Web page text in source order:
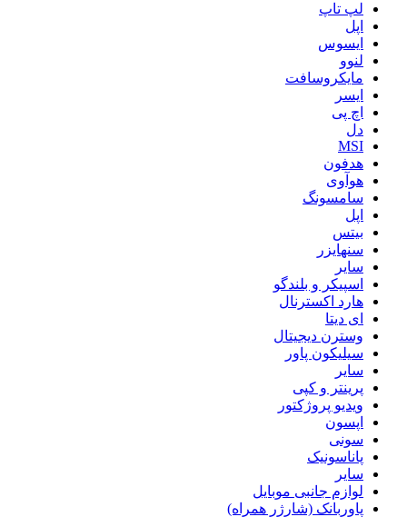
لپ تاپ
اپل
ایسوس
لنوو
مایکروسافت
ایسر
اچ پی
دل
MSI
هدفون
هوآوی
سامسونگ
اپل
بیتس
سنهایزر
سایر
اسپیکر و بلندگو
هارد اکسترنال
ای دیتا
وسترن دیجیتال
سیلیکون پاور
سایر
پرینتر و کپی
ویدیو پروژکتور
اپسون
سونی
پاناسونیک
سایر
لوازم جانبی موبایل
پاوربانک (شارژر همراه)